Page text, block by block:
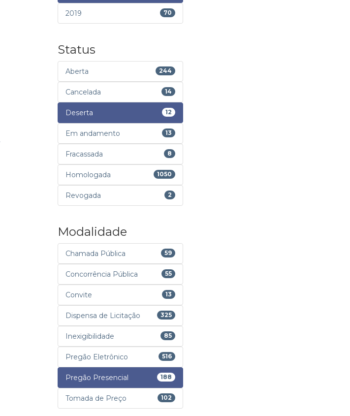
2019 70
Status
Aberta 244
Cancelada 14
Deserta 12
Em andamento 13
Fracassada 8
Homologada 1050
Revogada 2
Modalidade
Chamada Pública 59
Concorrência Pública 55
Convite 13
Dispensa de Licitação 325
Inexigibilidade 85
Pregão Eletrônico 516
Pregão Presencial 188
Tomada de Preço 102